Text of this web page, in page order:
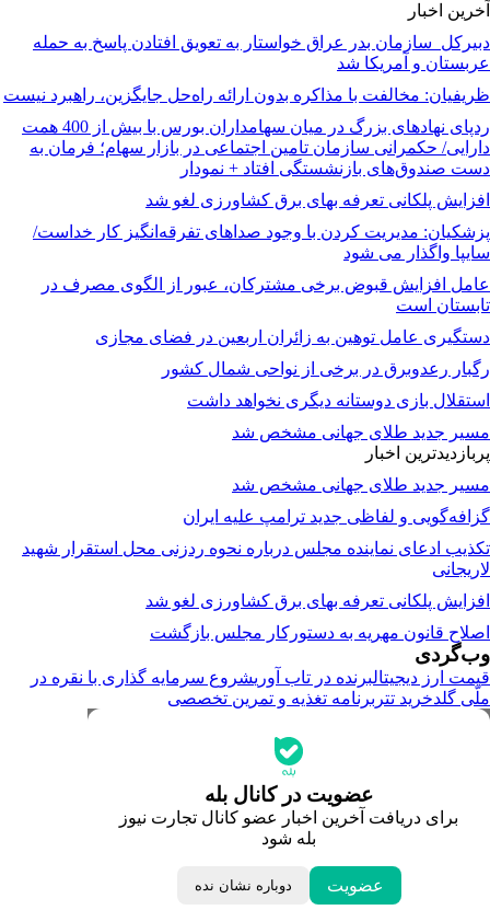
آخرین اخبار
دبیرکل سازمان بدر عراق خواستار به تعویق افتادن پاسخ به حمله
عربستان و آمریکا شد
ظریفیان: مخالفت با مذاکره بدون ارائه راه‌حل جایگزین، راهبرد نیست
ردپای نهادهای بزرگ در میان سهامداران بورس با بیش از 400 همت
دارایی/ حکمرانی سازمان تامین اجتماعی در بازار سهام؛ فرمان به
دست صندوق‌های بازنشستگی افتاد + نمودار
افزایش پلکانی تعرفه بهای برق کشاورزی لغو شد
پزشکیان: مدیریت کردن با وجود صداهای تفرقه‌انگیز کار خداست/
سایپا واگذار می شود
عامل افزایش قبوض برخی مشترکان، عبور از الگوی مصرف در
تابستان است
دستگیری عامل توهین به زائران اربعین در فضای مجازی
رگبار رعدوبرق در برخی از نواحی شمال کشور
استقلال بازی دوستانه دیگری نخواهد داشت
مسیر جدید طلای جهانی مشخص شد
پربازدیدترین اخبار
مسیر جدید طلای جهانی مشخص شد
گزافه‌گویی و لفاظی جدید ترامپ علیه ایران
تکذیب ادعای نماینده مجلس درباره نحوه ردزنی محل استقرار شهید
لاریجانی
افزایش پلکانی تعرفه بهای برق کشاورزی لغو شد
اصلاح قانون مهریه به دستورکار مجلس بازگشت
وب‌گردی
قیمت ارز دیجیتالبرنده در تاب آوریشروع سرمایه گذاری با نقره در
ملّی گلدخرید تتر برنامه تغذیه و تمرین تخصصی
عضویت در کانال بله
برای دریافت آخرین اخبار عضو کانال تجارت نیوز
بله شود
عضویت دوباره نشان نده
جدیدترین قیمت‌ها
قیمت درهم امارات
لحظه تحویل سال
داغ‌ترین‌های اقتصادی